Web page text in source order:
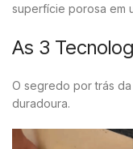
superfície porosa em
As 3
O segredo por trás
duradoura.